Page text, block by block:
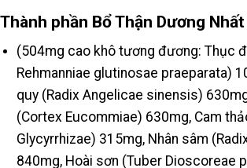
Thành phần Bổ Thận Dương
(504mg cao khô tương đương: Thục
Rehmanniae glutinosae praeparata)
quy (Radix Angelicae sinensis)
(Cortex Eucommiae) 630mg, Cam
Glycyrrhizae) 315mg, Nhân sâm
840mg, Hoài sơn (Tuber Dioscoreae